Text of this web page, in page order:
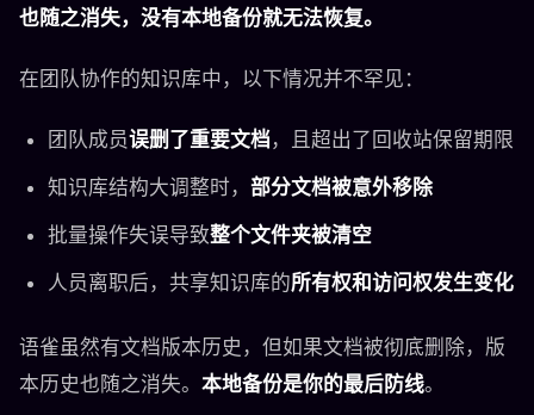
也随之消失，没有本地备份就无法恢复。
在团队协作的知识库中，以下情况并不罕见：
团队成员误删了重要文档 ，且超出了回收站保留期限
知识库结构大调整时， 部分文档被意外移除
批量操作失误导致整个文件夹被清空
人员离职后，共享知识库的所有权和访问权发生变化
语雀虽然有文档版本历史，但如果文档被彻底删除，版
本历史也随之消失。 本地备份是你的最后防线。